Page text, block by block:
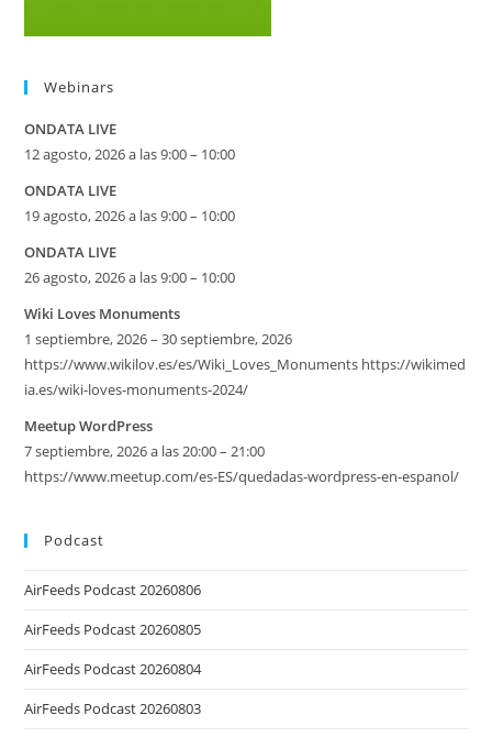
Webinars
ONDATA LIVE
12 agosto, 2026 a las 9:00 – 10:00
ONDATA LIVE
19 agosto, 2026 a las 9:00 – 10:00
ONDATA LIVE
26 agosto, 2026 a las 9:00 – 10:00
Wiki Loves Monuments
1 septiembre, 2026 – 30 septiembre, 2026
https://www.wikilov.es/es/Wiki_Loves_Monuments https://wikimed
ia.es/wiki-loves-monuments-2024/
Meetup WordPress
7 septiembre, 2026 a las 20:00 – 21:00
https://www.meetup.com/es-ES/quedadas-wordpress-en-espanol/
Podcast
AirFeeds Podcast 20260806
AirFeeds Podcast 20260805
AirFeeds Podcast 20260804
AirFeeds Podcast 20260803